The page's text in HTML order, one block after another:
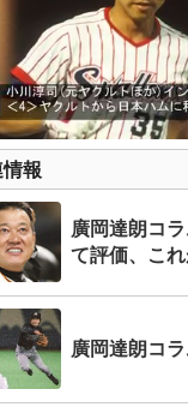
情報
廣岡達朗コ
て評価、これ
廣岡達朗コ